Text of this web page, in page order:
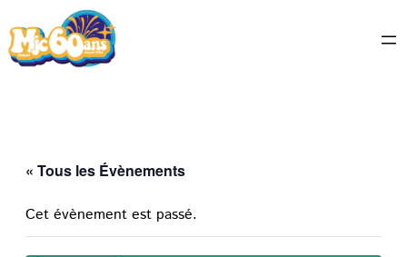
« Tous les Évènements
Cet évènement est passé.